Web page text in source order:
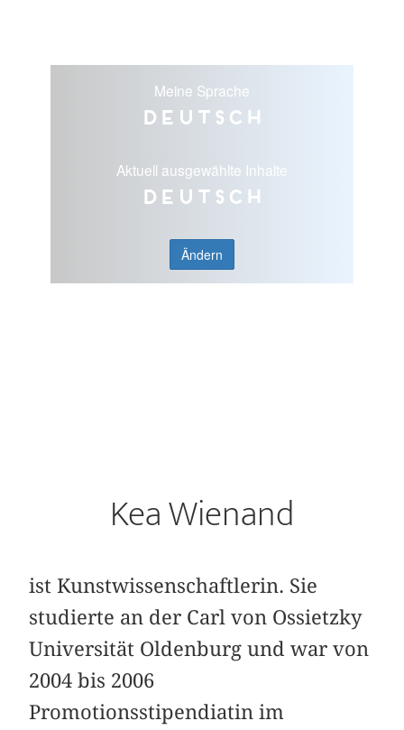
Meine Sprache
Deutsch
Aktuell ausgewählte Inhalte
Deutsch
Ändern
Kea Wienand
ist Kunstwissenschaftlerin. Sie
studierte an der Carl von Ossietzky
Universität Oldenburg und war von
2004 bis 2006
Promotionsstipendiatin im